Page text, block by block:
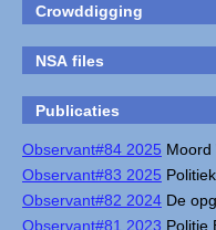
Crowddigging
NSA files
Publicaties
Observant#84 2025 Moord
Observant#83 2025
Observant#82 2024 De
Observant#81 2023 Politie